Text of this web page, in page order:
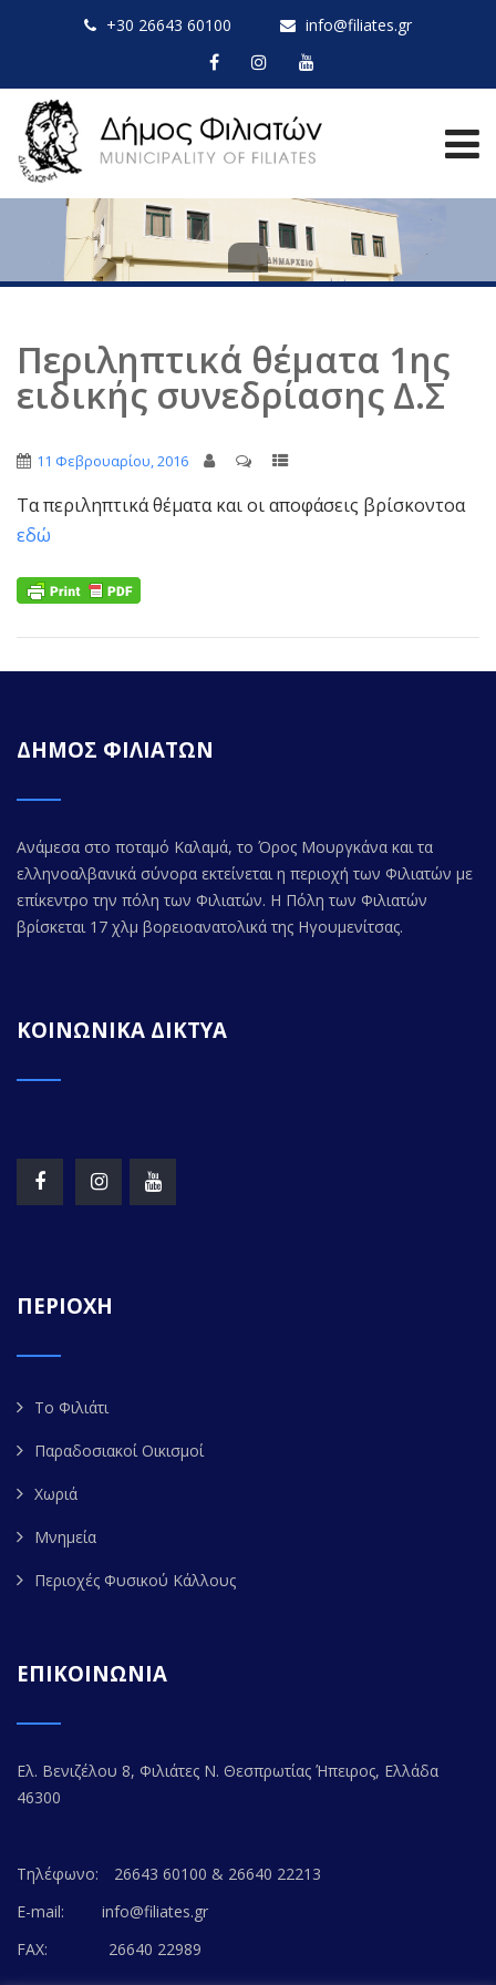
+30 26643 60100 info@filiates.gr
Περιληπτικά θέματα 1ης
ειδικής συνεδρίασης Δ.Σ
11 Φεβρουαρίου, 2016
Τα περιληπτικά θέματα και οι αποφάσεις βρίσκοντοα
εδώ
ΔΗΜΟΣ ΦΙΛΙΑΤΩΝ
Ανάμεσα στο ποταμό Καλαμά, το Όρος Μουργκάνα και τα
ελληνοαλβανικά σύνορα εκτείνεται η περιοχή των Φιλιατών με
επίκεντρο την πόλη των Φιλιατών. Η Πόλη των Φιλιατών
βρίσκεται 17 χλμ βορειοανατολικά της Ηγουμενίτσας.
ΚΟΙΝΩΝΙΚΑ ΔΙΚΤΥΑ
ΠΕΡΙΟΧΗ
Το Φιλιάτι
Παραδοσιακοί Οικισμοί
Χωριά
Μνημεία
Περιοχές Φυσικού Κάλλους
ΕΠΙΚΟΙΝΩΝΙΑ
Ελ. Βενιζέλου 8, Φιλιάτες Ν. Θεσπρωτίας Ήπειρος, Ελλάδα
46300
Τηλέφωνο:
26643 60100 & 26640 22213
E-mail:
info@filiates.gr
FAX:
26640 22989